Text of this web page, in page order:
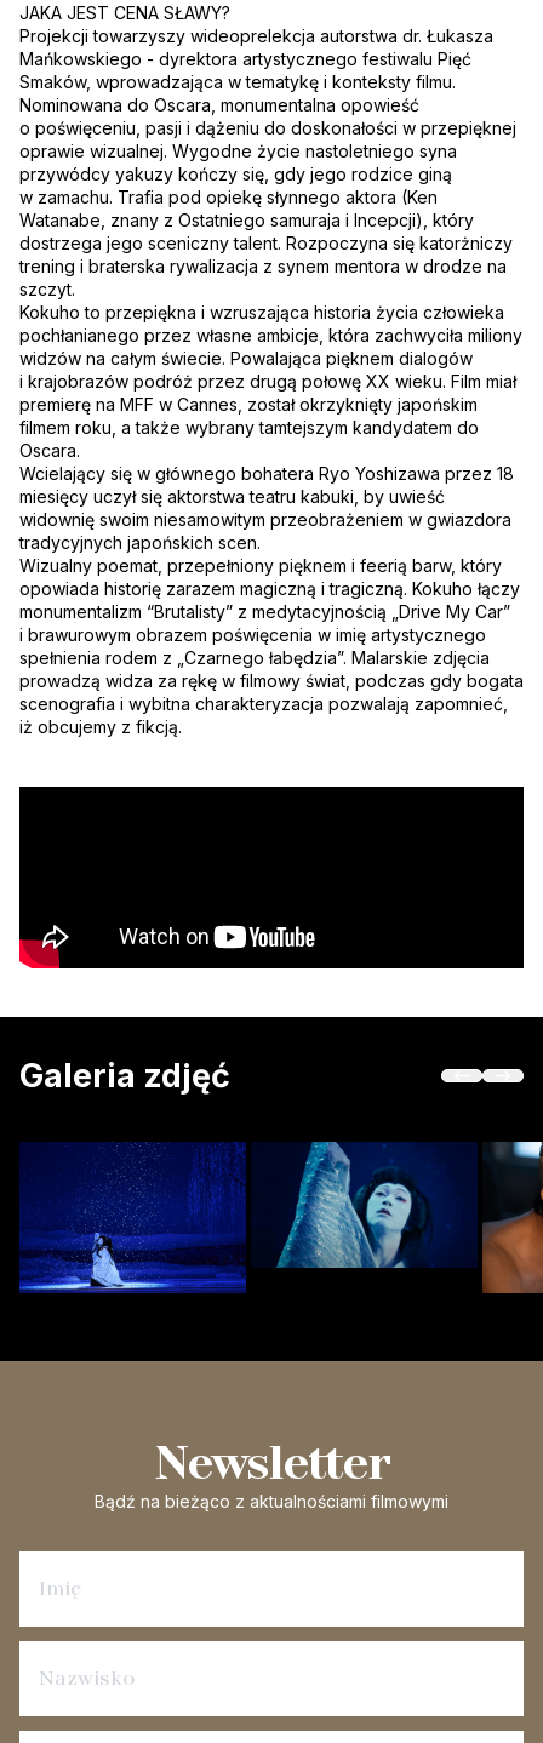
JAKA JEST CENA SŁAWY?
Projekcji towarzyszy wideoprelekcja autorstwa dr. Łukasza
Mańkowskiego - dyrektora artystycznego festiwalu Pięć
Smaków, wprowadzająca w tematykę i konteksty filmu.
Nominowana do Oscara, monumentalna opowieść
o poświęceniu, pasji i dążeniu do doskonałości w przepięknej
oprawie wizualnej. Wygodne życie nastoletniego syna
przywódcy yakuzy kończy się, gdy jego rodzice giną
w zamachu. Trafia pod opiekę słynnego aktora (Ken
Watanabe, znany z Ostatniego samuraja i Incepcji), który
dostrzega jego sceniczny talent. Rozpoczyna się katorżniczy
trening i braterska rywalizacja z synem mentora w drodze na
szczyt.
Kokuho to przepiękna i wzruszająca historia życia człowieka
pochłanianego przez własne ambicje, która zachwyciła miliony
widzów na całym świecie. Powalająca pięknem dialogów
i krajobrazów podróż przez drugą połowę XX wieku. Film miał
premierę na MFF w Cannes, został okrzyknięty japońskim
filmem roku, a także wybrany tamtejszym kandydatem do
Oscara.
Wcielający się w głównego bohatera Ryo Yoshizawa przez 18
miesięcy uczył się aktorstwa teatru kabuki, by uwieść
widownię swoim niesamowitym przeobrażeniem w gwiazdora
tradycyjnych japońskich scen.
Wizualny poemat, przepełniony pięknem i feerią barw, który
opowiada historię zarazem magiczną i tragiczną. Kokuho łączy
monumentalizm “Brutalisty” z medytacyjnością „Drive My Car”
i brawurowym obrazem poświęcenia w imię artystycznego
spełnienia rodem z „Czarnego łabędzia”. Malarskie zdjęcia
prowadzą widza za rękę w filmowy świat, podczas gdy bogata
scenografia i wybitna charakteryzacja pozwalają zapomnieć,
iż obcujemy z fikcją.
Galeria zdjęć
Newsletter
Bądź na bieżąco z aktualnościami filmowymi